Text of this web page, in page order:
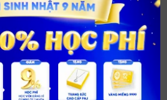
do các khớp ngón đóng vai trò
điều đó, việc luyện tập để các
là việc cần thiết.
tay
như thân thể của chúng ta. Nếu